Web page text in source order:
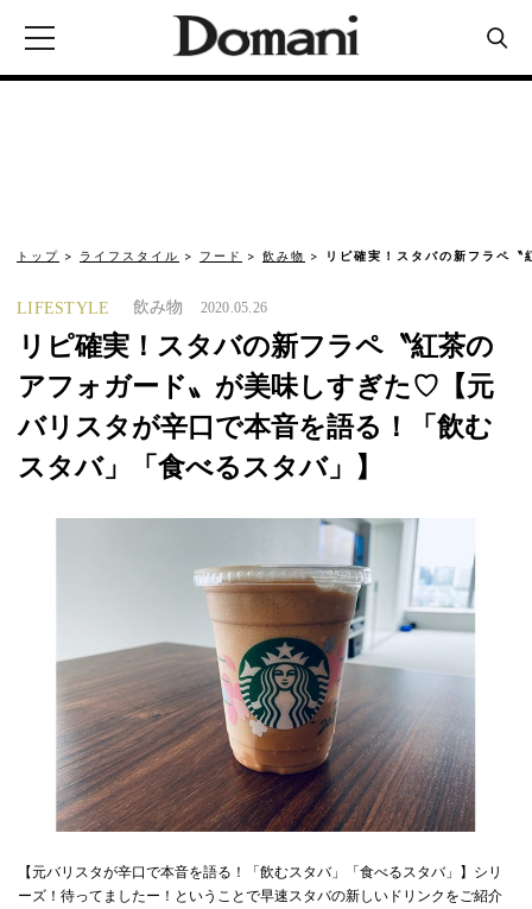
トップ ライフスタイル フード 飲み物 リピ確実！スタバの新フラペ
LIFESTYLE 飲み物 2020.05.26
リピ確実！スタバの新フラペ〝紅茶の
アフォガード〟が美味しすぎた♡【元
バリスタが辛口で本音を語る！「飲む
スタバ」「食べるスタバ」】
【元バリスタが辛口で本音を語る！「飲むスタバ」「食べるスタバ」】シリ
ーズ！待ってましたー！ということで早速スタバの新しいドリンクをご紹介